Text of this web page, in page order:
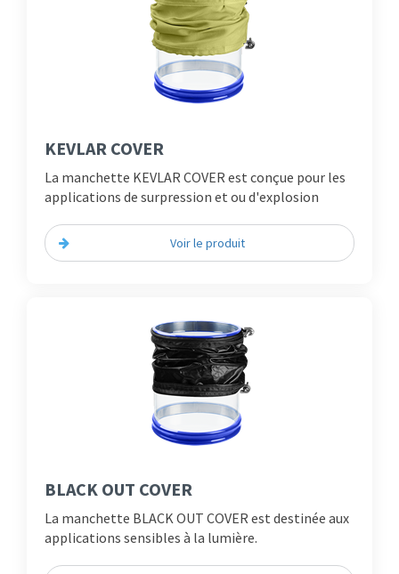
KEVLAR COVER
La manchette KEVLAR COVER est conçue pour les
applications de surpression et ou d'explosion
Voir le produit
BLACK OUT COVER
La manchette BLACK OUT COVER est destinée aux
applications sensibles à la lumière.